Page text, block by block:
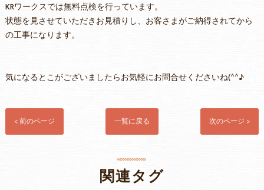
KRワークスでは無料点検を行っています。
状態を見させていただきお見積りし、お客さまがご納得されてから
の工事になります。
気になるとこがございましたらお気軽にお問合せくださいね(^^♪
< 前のページ 一覧に戻る 次のページ >
関連タグ